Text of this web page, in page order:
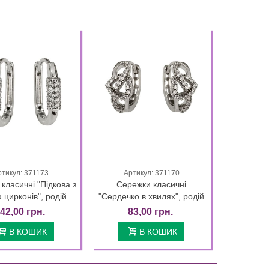
Quick view
371173
"Підкова з
цирконів", родій
грн.
В КОШИК
Quick view
Артикул: 371170
Сережки класичні
"Сердечко в хвилях", родій
83,00 грн.
В КОШИК